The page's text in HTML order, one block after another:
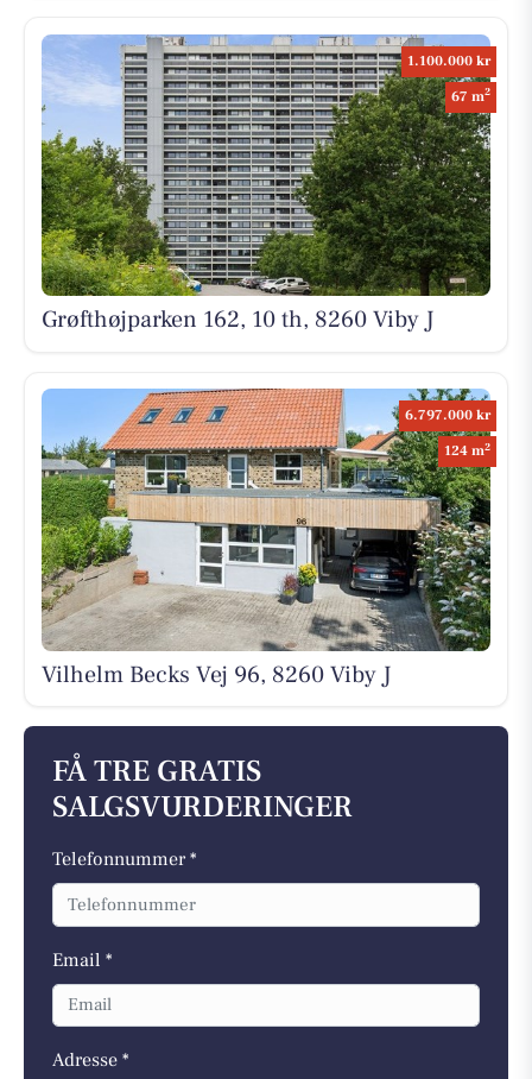
1.100.000 kr
67 m2
Grøfthøjparken 162, 10 th, 8260 Viby J
6.797.000 kr
124 m2
Vilhelm Becks Vej 96, 8260 Viby J
FÅ TRE GRATIS
SALGSVURDERINGER
Telefonnummer *
Email *
Adresse *